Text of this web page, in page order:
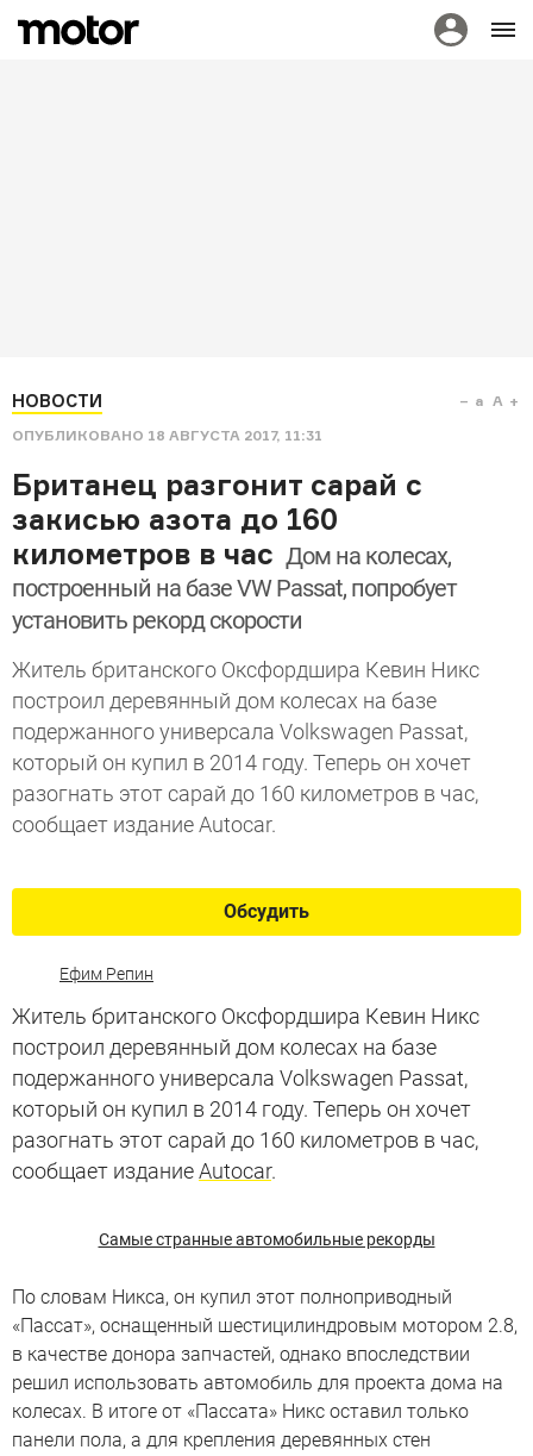
НОВОСТИ
ОПУБЛИКОВАНО 18 АВГУСТА 2017, 11:31
a A
Британец разгонит сарай с
закисью азота до 160
километров в час Дом на колесах,
построенный на базе VW Passat, попробует
установить рекорд скорости
Житель британского Оксфордшира Кевин Никс
построил деревянный дом колесах на базе
подержанного универсала Volkswagen Passat,
который он купил в 2014 году. Теперь он хочет
разогнать этот сарай до 160 километров в час,
сообщает издание Autocar.
Обсудить
Ефим Репин
Житель британского Оксфордшира Кевин Никс
построил деревянный дом колесах на базе
подержанного универсала Volkswagen Passat,
который он купил в 2014 году. Теперь он хочет
разогнать этот сарай до 160 километров в час,
сообщает изданиеAutocar.
Самые странные автомобильные рекорды
По словам Никса, он купил этот полноприводный
«Пассат», оснащенный шестицилиндровым мотором 2.8,
в качестве донора запчастей, однако впоследствии
решил использовать автомобиль для проекта дома на
колесах. В итоге от «Пассата» Никс оставил только
панели пола, а для крепления деревянных стен